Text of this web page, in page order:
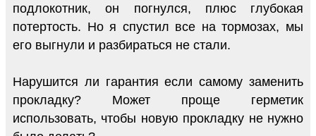
подлокотник, он погнулся, плюс глубокая
потертость. Но я спустил все на тормозах, мы
его выгнули и разбираться не стали.
Нарушится ли гарантия если самому заменить
прокладку? Может проще герметик
использовать, чтобы новую прокладку не нужно